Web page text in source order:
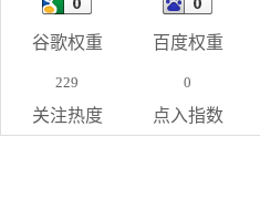
谷歌权重 百度权重
229
关注热度
0
点入指数